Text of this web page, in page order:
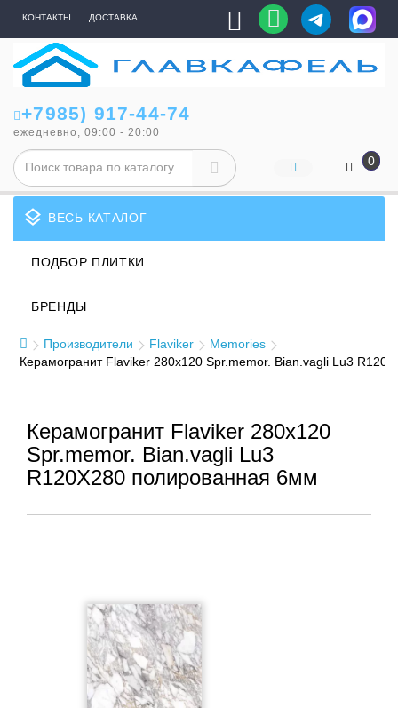
КОНТАКТЫ ДОСТАВКА
+7985) 917-44-74
ежедневно, 09:00 - 20:00
0
layers ВЕСЬ КАТАЛОГ
ПОДБОР ПЛИТКИ
БРЕНДЫ
Производители Flaviker
Memories
Керамогранит Flaviker 280x120 Spr.memor. Bian.vagli Lu3
Керамогранит Flaviker 280x120
Spr.memor. Bian.vagli Lu3
R120X280 полированная 6мм